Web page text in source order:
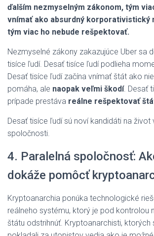
ďalším nezmyselným zákonom, tým
vnímať ako absurdný korporativistický
tým viac ho nebude rešpektovať.
Nezmyselné zákony zakazujúce Uber sa
tisíce ľudí. Desať tisíce ľudí podlieha
Desať tisíce ľudí začína vnímať štát ako
pomáha, ale naopak veľmi škodí. Desať
prípade prestáva reálne rešpektovať
Desať tisíce ľudí sú noví kandidáti na život
spoločnosti.
4. Paralelná spoločnosť:
dokáže pomôcť
Kryptoanarchia ponúka technologické
reálneho systému, ktorý je pod kontrolou
štátu odstrihnúť. Kryptoanarchisti, ktorých